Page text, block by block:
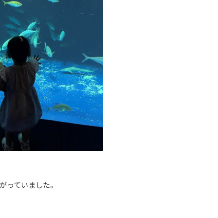
っていました。